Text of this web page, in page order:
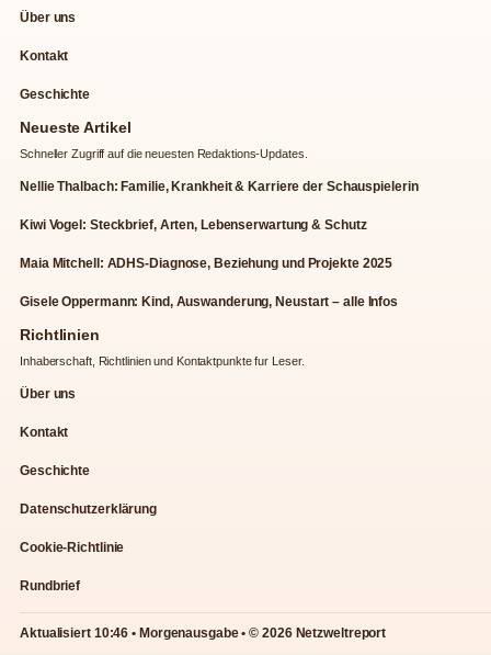
Über uns
Kontakt
Geschichte
Neueste Artikel
Schneller Zugriff auf die neuesten Redaktions-Updates.
Nellie Thalbach: Familie, Krankheit & Karriere der Schauspielerin
Kiwi Vogel: Steckbrief, Arten, Lebenserwartung & Schutz
Maia Mitchell: ADHS-Diagnose, Beziehung und Projekte 2025
Gisele Oppermann: Kind, Auswanderung, Neustart – alle Infos
Richtlinien
Inhaberschaft, Richtlinien und Kontaktpunkte fur Leser.
Über uns
Kontakt
Geschichte
Datenschutzerklärung
Cookie-Richtlinie
Rundbrief
Aktualisiert 10:46 • Morgenausgabe • © 2026 Netzweltreport